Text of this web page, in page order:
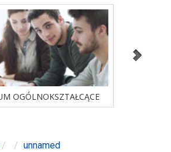
OGÓLNOKSZTAŁCĄCE
sprawdź ofertę
OGÓLNOKSZTAŁCĄCE
unnamed